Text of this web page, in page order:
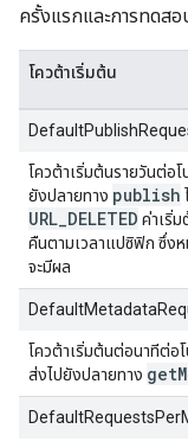
ครั้งแรกและการทดสอ
โควต้าเริ่มต้น
โควต้าเริ่มต้นรายวันต่อ
ยังปลายทาง publish
URL DELETED ค่าเริ่ม
คืนตามเวลาแปซิฟิก ซึ่งห
จะมีผล
โควต้าเริ่มต้นต่อนาทีต่อ
ส่งไปยังปลายทาง get